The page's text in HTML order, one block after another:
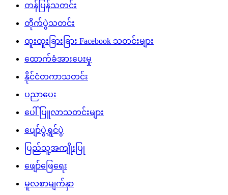
တန်ပြန်သတင်း
တိုက်ပွဲသတင်း
ထူးထူးခြားခြား Facebook သတင်းများ
ထောက်ခံအားပေးမှု
နိုင်ငံတကာသတင်း
ပညာပေး
ပေါ်ပြူလာသတင်းများ
ပျော်ပွဲရွှင်ပွဲ
ပြည်သူ့အကျိုးပြု
ဖျော်ဖြေရေး
မူလစာမျက်နှာ